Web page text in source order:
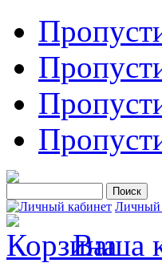
Личный
Ваша